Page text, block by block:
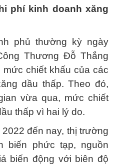
phí kinh doanh xăng
phủ thường kỳ ngày
Thương Đỗ Thắng
chiết khấu của các
dầu thấp. Theo đó,
vừa qua, mức chiết
thấp vì hai lý do.
đến nay, thị trường
biến phức tạp, nguồn
biến động với biên độ